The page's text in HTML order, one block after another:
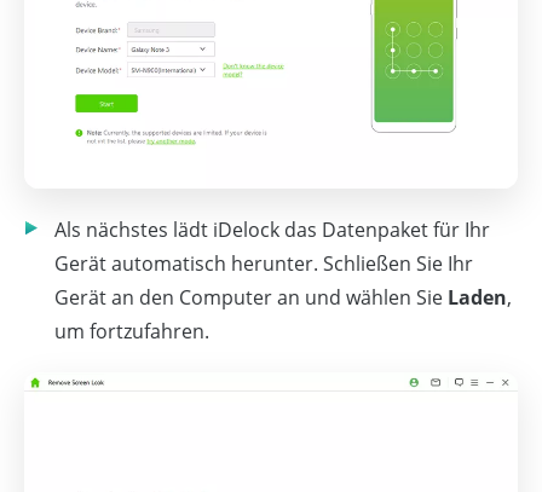
Als nächstes lädt iDelock das Datenpaket für Ihr
Gerät automatisch herunter. Schließen Sie Ihr
Gerät an den Computer an und wählen Sie Laden,
um fortzufahren.